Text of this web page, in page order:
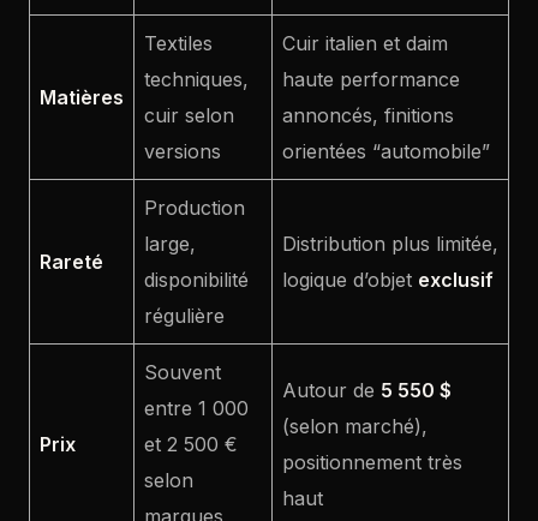
Matières
Textiles
techniques,
cuir selon
versions
Cuir italien et daim
haute performance
annoncés, finitions
orientées “automobile”
Rareté
Production
large,
disponibilité
régulière
Distribution plus limitée,
logique d’objet exclusif
Prix
Souvent
entre 1 000
et 2 500 €
selon
marques
Autour de 5 550 $
(selon marché),
positionnement très
haut